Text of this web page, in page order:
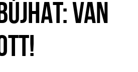
VAN